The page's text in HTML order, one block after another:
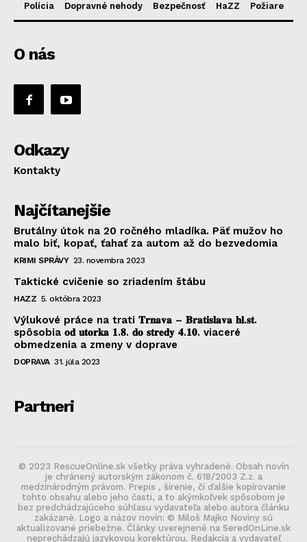
Polícia Dopravné nehody Bezpečnosť HaZZ Požiare
O nás
Odkazy
Kontakty
Najčítanejšie
Brutálny útok na 20 ročného mladíka. Päť mužov ho
malo biť, kopať, ťahať za autom až do bezvedomia
KRIMI SPRÁVY 23. novembra 2023
Taktické cvičenie so zriadením štábu
HAZZ 5. októbra 2023
Výlukové práce na trati 𝐓𝐫𝐧𝐚𝐯𝐚 – 𝐁𝐫𝐚𝐭𝐢𝐬𝐥𝐚𝐯𝐚 𝐡𝐥.𝐬𝐭.
spôsobia 𝐨𝐝 𝐮𝐭𝐨𝐫𝐤𝐚 𝟏.𝟖. 𝐝𝐨 𝐬𝐭𝐫𝐞𝐝𝐲 𝟒.𝟏𝟎. viaceré
obmedzenia a zmeny v doprave
DOPRAVA 31. júla 2023
Partneri
© 2023 RescueOnline.sk všetky práva vyhradené. Obsah novín
je chránený autorským zákonom č. 618/2003 Z.z. a
medzinárodným právom. Prepis , šírenie, či ďalšie kopírovanie
tohto obsahu alebo jeho časti, a to akýmkoľvek spôsobom je
bez predchádzajúceho súhlasu vydavateľa alebo autora článku
zakázané. Logo a názov novín: © Miloš Majko Noviny sú
aktualizované priebežne. Články uverejnené na SeredOnLine.sk
neprechádzajú jazykovou korektúrou. Redakcia a vydavateľ